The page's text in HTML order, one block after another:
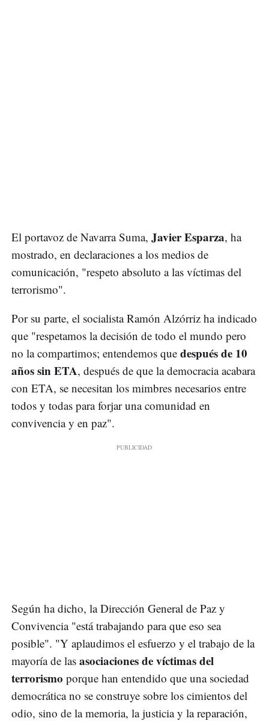
El portavoz de Navarra Suma, Javier Esparza, ha
mostrado, en declaraciones a los medios de
comunicación, "respeto absoluto a las víctimas del
terrorismo".
Por su parte, el socialista Ramón Alzórriz ha indicado
que "respetamos la decisión de todo el mundo pero
no la compartimos; entendemos que después de 10
años sin ETA, después de que la democracia acabara
con ETA, se necesitan los mimbres necesarios entre
todos y todas para forjar una comunidad en
convivencia y en paz".
Según ha dicho, la Dirección General de Paz y
Convivencia "está trabajando para que eso sea
posible". "Y aplaudimos el esfuerzo y el trabajo de la
mayoría de las asociaciones de víctimas del
terrorismo porque han entendido que una sociedad
democrática no se construye sobre los cimientos del
odio, sino de la memoria, la justicia y la reparación,